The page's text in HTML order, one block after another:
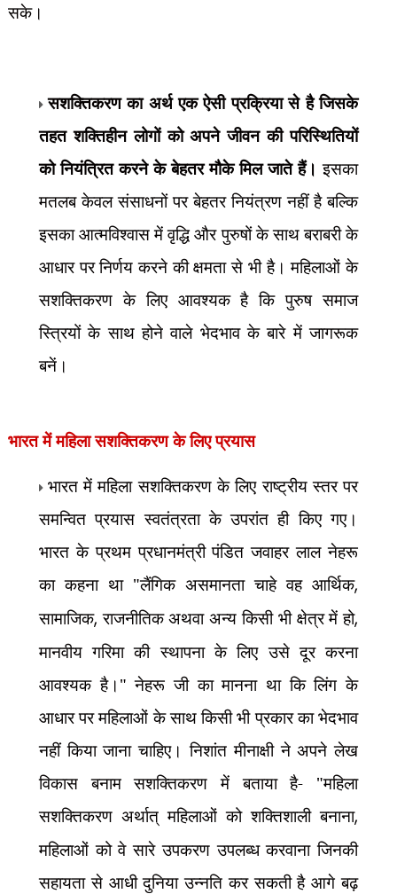
सके।
सशक्तिकरण का अर्थ एक ऐसी प्रक्रिया से है जिसके
तहत शक्तिहीन लोगों को अपने जीवन की परिस्थितियों
को नियंत्रित करने के बेहतर मौके मिल जाते हैं। इसका
मतलब केवल संसाधनों पर बेहतर नियंत्रण नहीं है बल्कि
इसका आत्मविश्वास में वृद्धि और पुरुषों के साथ बराबरी के
आधार पर निर्णय करने की क्षमता से भी है। महिलाओं के
सशक्तिकरण के लिए आवश्यक है कि पुरुष समाज
स्त्रियों के साथ होने वाले भेदभाव के बारे में जागरूक
बनें।
भारत में महिला सशक्तिकरण के लिए प्रयास
भारत में महिला सशक्तिकरण के लिए राष्ट्रीय स्तर पर
समन्वित प्रयास स्वतंत्रता के उपरांत ही किए गए।
भारत के प्रथम प्रधानमंत्री पंडित जवाहर लाल नेहरू
का कहना था "लैंगिक असमानता चाहे वह आर्थिक,
सामाजिक,राजनीतिक अथवा अन्य किसी भी क्षेत्र में हो,
मानवीय गरिमा की स्थापना के लिए उसे दूर करना
आवश्यक है।" नेहरू जी का मानना था कि लिंग के
आधार पर महिलाओं के साथ किसी भी प्रकार का भेदभाव
नहीं किया जाना चाहिए। निशांत मीनाक्षी ने अपने लेख
विकास बनाम सशक्तिकरण में बताया है- "महिला
सशक्तिकरण अर्थात् महिलाओं को शक्तिशाली बनाना,
महिलाओं को वे सारे उपकरण उपलब्ध करवाना जिनकी
सहायता से आधी दुनिया उन्नति कर सकती है आगे बढ़